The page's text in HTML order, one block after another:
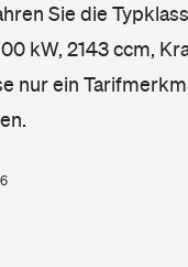
Sie die
kW, 2143 ccm,
nur ein